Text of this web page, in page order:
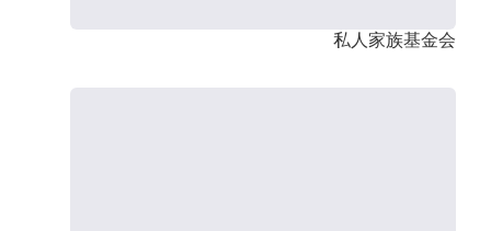
私人家族基金会